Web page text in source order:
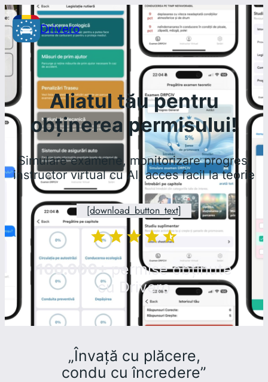
Sari
la
conținut
Drivero
Aliatul tău pentru
obținerea permisului!
Simulare examene, monitorizare progres,
instructor virtual cu AI, acces facil la teorie
[download_button_text]
100.000+permise obținute
cu Drivero
„Învață cu plăcere,
condu cu încredere”